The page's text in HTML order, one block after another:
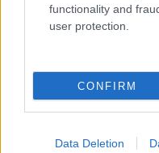
functionality and
user protection.
CONFIRM
Data Deletion
Η ταινία «Άγιος
ΕΘΝΟΣ θα παρεμβαίνει και